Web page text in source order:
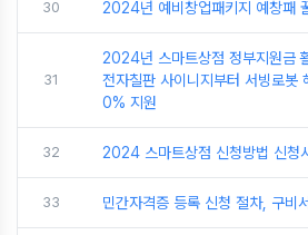
30 2024년 예비창업패키지 예창패
31
2024년 스마트상점 정부지원금
전자칠판 사이니지부터 서빙로봇
0% 지원
32 2024 스마트상점 신청방법 신청
33 민간자격증 등록 신청 절차, 구비